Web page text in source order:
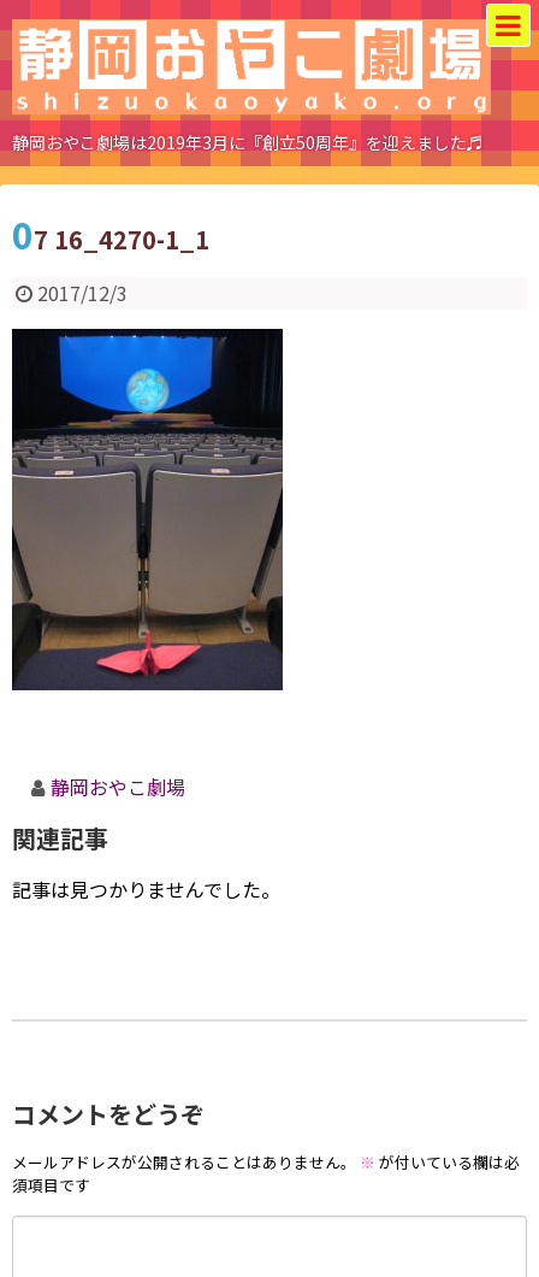
静岡おやこ劇場は2019年3月に『創立50周年』を迎えました♬
07 16_4270-1_1
2017/12/3
静岡おやこ劇場
関連記事
記事は見つかりませんでした。
コメントをどうぞ
メールアドレスが公開されることはありません。 ※ が付いている欄は必
須項目です